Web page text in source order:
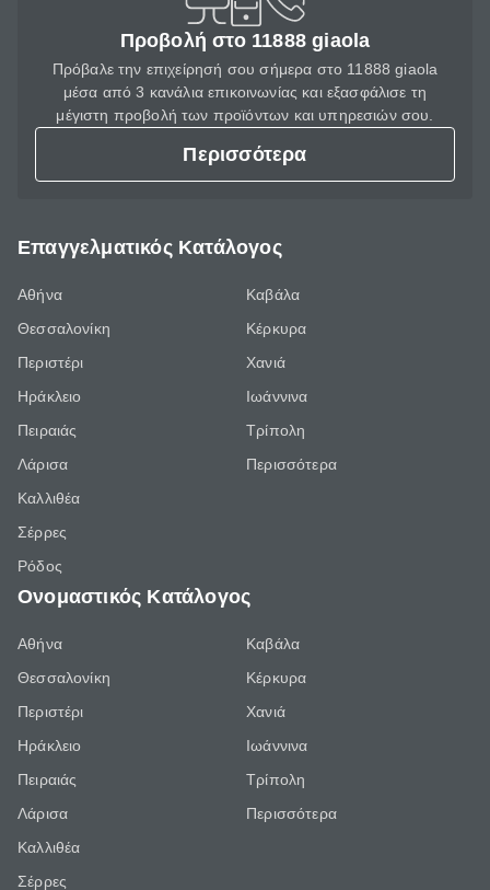
Προβολή στο 11888 giaola
Πρόβαλε την επιχείρησή σου σήμερα στο 11888 giaola
μέσα από 3 κανάλια επικοινωνίας και εξασφάλισε τη
μέγιστη προβολή των προϊόντων και υπηρεσιών σου.
Περισσότερα
Επαγγελματικός Κατάλογος
Αθήνα
Θεσσαλονίκη
Περιστέρι
Ηράκλειο
Πειραιάς
Λάρισα
Καλλιθέα
Σέρρες
Ρόδος
Καβάλα
Κέρκυρα
Χανιά
Ιωάννινα
Τρίπολη
Περισσότερα
Ονομαστικός Κατάλογος
Αθήνα
Θεσσαλονίκη
Περιστέρι
Ηράκλειο
Πειραιάς
Λάρισα
Καλλιθέα
Σέρρες
Καβάλα
Κέρκυρα
Χανιά
Ιωάννινα
Τρίπολη
Περισσότερα